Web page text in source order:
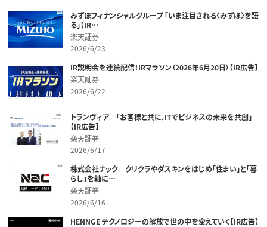
みずほフィナンシャルグループ 「いま注目される〈みずほ〉を語
る」【IR…
楽天証券
2026/6/23
IR説明会を連続配信！IRマラソン（2026年6月20日）【IR広告】
楽天証券
2026/6/22
トランヴィア 「お客様と共に、ITでビジネスの未来を共創」
【IR広告】
楽天証券
2026/6/17
株式会社ナック クリクラやダスキンをはじめ「住まい」と「暮
らし」を軸に…
楽天証券
2026/6/16
HENNGE テクノロジーの解放で世の中を変えていく【IR広告】